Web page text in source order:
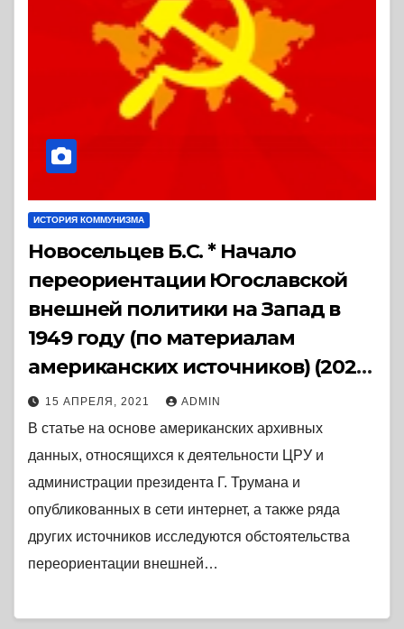
ИСТОРИЯ КОММУНИЗМА
Новосельцев Б.С. * Начало
переориентации Югославской
внешней политики на Запад в
1949 году (по материалам
американских источников) (2020)
* Статья
15 АПРЕЛЯ, 2021 ADMIN
В статье на основе американских архивных
данных, относящихся к деятельности ЦРУ и
администрации президента Г. Трумана и
опубликованных в сети интернет, а также ряда
других источников исследуются обстоятельства
переориентации внешней…